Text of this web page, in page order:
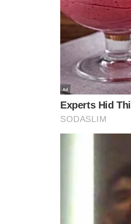
AGORA É OFICIAL
Sensação da Copa do
Mundo, Vozinha é
apresentado pelo Colo-
após impasse